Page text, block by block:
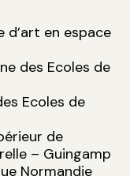
d’art en espace
des Ecoles de
Ecoles de
de
– Guingamp
Normandie